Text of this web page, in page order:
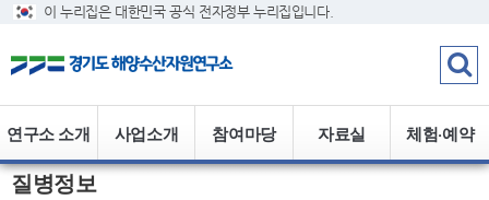
이 누리집은 대한민국 공식 전자정부 누리집입니다.
체험·예약
자료실
참여마당
사업소개
연구소 소개
질병정보